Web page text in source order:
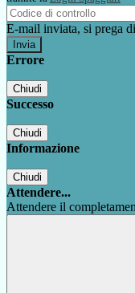
E-mail inviata, si prega
Errore
Chiudi
Successo
Chiudi
Informazione
Chiudi
Attendere...
Attendere il